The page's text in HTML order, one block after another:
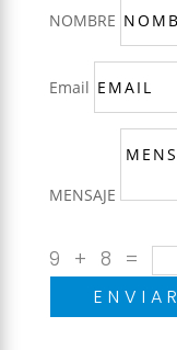
NOMBRE
Email
MENSAJE
9 + 8 =
ENVIAR